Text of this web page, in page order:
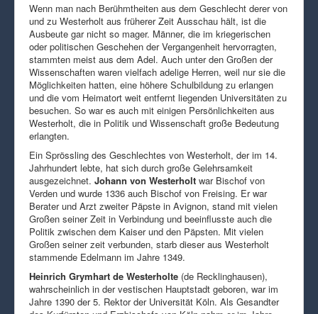
Wenn man nach Berühmtheiten aus dem Geschlecht derer von
und zu Westerholt aus früherer Zeit Ausschau hält, ist die
Ausbeute gar nicht so mager. Männer, die im kriegerischen
oder politischen Geschehen der Vergangenheit hervorragten,
stammten meist aus dem Adel. Auch unter den Großen der
Wissenschaften waren vielfach adelige Herren, weil nur sie die
Möglichkeiten hatten, eine höhere Schulbildung zu erlangen
und die vom Heimatort weit entfernt liegenden Universitäten zu
besuchen. So war es auch mit einigen Persönlichkeiten aus
Westerholt, die in Politik und Wissenschaft große Bedeutung
erlangten.
Ein Sprössling des Geschlechtes von Westerholt, der im 14.
Jahrhundert lebte, hat sich durch große Gelehrsamkeit
ausgezeichnet. Johann von Westerholt war Bischof von
Verden und wurde 1336 auch Bischof von Freising. Er war
Berater und Arzt zweiter Päpste in Avignon, stand mit vielen
Großen seiner Zeit in Verbindung und beeinflusste auch die
Politik zwischen dem Kaiser und den Päpsten. Mit vielen
Großen seiner zeit verbunden, starb dieser aus Westerholt
stammende Edelmann im Jahre 1349.
Heinrich Grymhart de Westerholte (de Recklinghausen),
wahrscheinlich in der vestischen Hauptstadt geboren, war im
Jahre 1390 der 5. Rektor der Universität Köln. Als Gesandter